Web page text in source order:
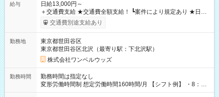
給与
日給13,000円～
＋交通費支給 ★交通費全額支給！ ┗案件により規定あり ★日払
いOK！（規定あり） ┗働いたその日に現金GET♪ お仕事後はコ
ンビニATMから 日払い分を引き落とせます！ 【試用期間】試
交通費別途支給あり
勤務地
東京都世田谷区
東京都世田谷区北沢（最寄り駅：下北沢駅）
株式会社ワンベルウッズ
勤務時間
勤務時間は指定なし
変形労働時間制 想定労働時間160時間/月 【シフト例】 ・8：00
～21：00